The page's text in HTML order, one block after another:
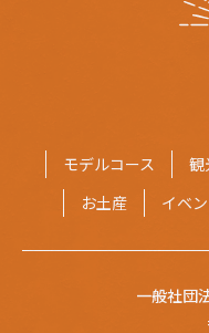
モデルコース 観
お土産
イベ
一般社団